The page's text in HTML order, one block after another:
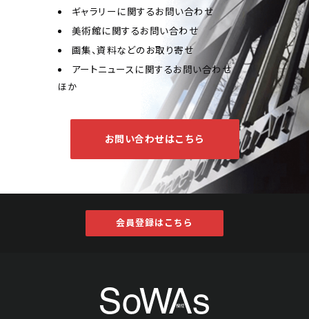
公開終了
Jo's Auction
ギャラリーに関するお問い合わせ
美術館に関するお問い合わせ
画集、資料などのお取り寄せ
アートニュースに関するお問い合わせ
ほか
お問い合わせはこちら
会員登録はこちら